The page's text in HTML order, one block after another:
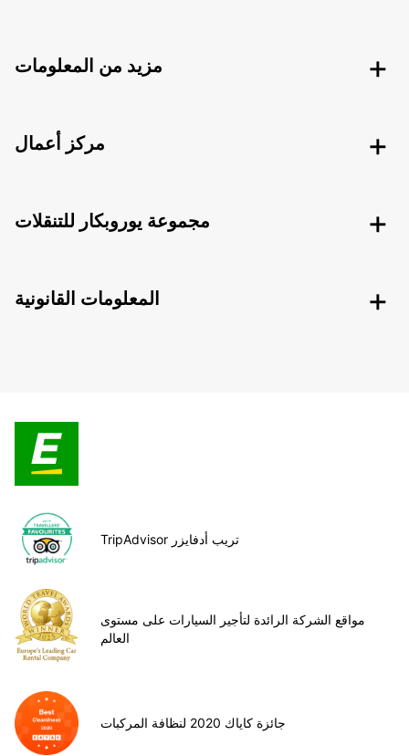
مزيد من المعلومات
مركز أعمال
مجموعة يوروبكار للتنقلات
المعلومات القانونية
TripAdvisor تريب أدفايزر
مواقع الشركة الرائدة لتأجير السيارات على مستوى
العالم
جائزة كاياك 2020 لنظافة المركبات